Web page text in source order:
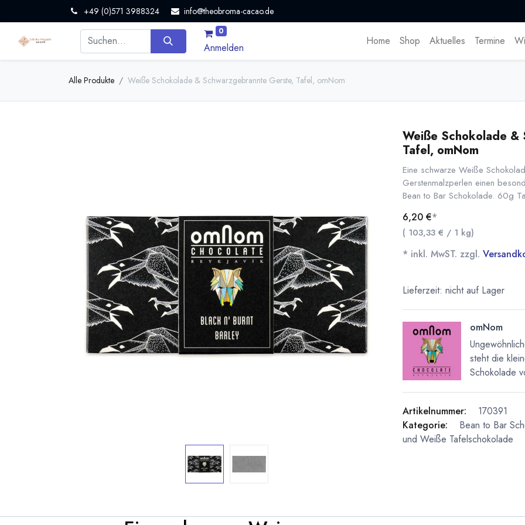
+49 (0)571 3988324 info@theobroma-cacao.de
0
Anmelden
Home Shop Aktuelles Termine
Alle Produkte Weiße Schokolade & Schwarzgebrannte Gerste, Tafel, omNom
Weiße Schokolade &
Tafel, omNom
Eine schwarze Weiße
Gerstenmalzperlen einen
Bean to Bar Schokolade. 60g
6,20 €*
( 103,33 € / 1 kg)
* inkl. MwST. zzgl.
Lieferzeit: nicht auf Lager
omNom
steht die
Schokolade
Artikelnummer:
170391
Kategorie:
Bean to Bar
und Weiße Tafelschokolade